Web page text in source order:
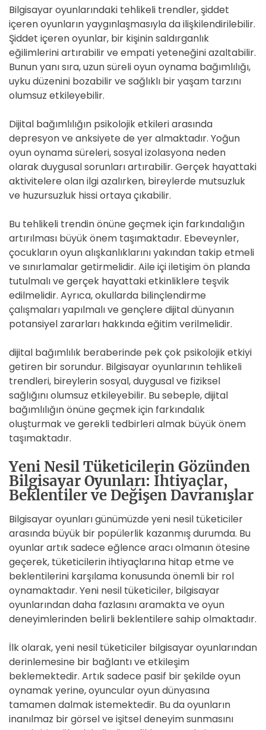
Bilgisayar oyunlarındaki tehlikeli trendler, şiddet
içeren oyunların yaygınlaşmasıyla da ilişkilendirilebilir.
Şiddet içeren oyunlar, bir kişinin saldırganlık
eğilimlerini artırabilir ve empati yeteneğini azaltabilir.
Bunun yanı sıra, uzun süreli oyun oynama bağımlılığı,
uyku düzenini bozabilir ve sağlıklı bir yaşam tarzını
olumsuz etkileyebilir.
Dijital bağımlılığın psikolojik etkileri arasında
depresyon ve anksiyete de yer almaktadır. Yoğun
oyun oynama süreleri, sosyal izolasyona neden
olarak duygusal sorunları artırabilir. Gerçek hayattaki
aktivitelere olan ilgi azalırken, bireylerde mutsuzluk
ve huzursuzluk hissi ortaya çıkabilir.
Bu tehlikeli trendin önüne geçmek için farkındalığın
artırılması büyük önem taşımaktadır. Ebeveynler,
çocukların oyun alışkanlıklarını yakından takip etmeli
ve sınırlamalar getirmelidir. Aile içi iletişim ön planda
tutulmalı ve gerçek hayattaki etkinliklere teşvik
edilmelidir. Ayrıca, okullarda bilinçlendirme
çalışmaları yapılmalı ve gençlere dijital dünyanın
potansiyel zararları hakkında eğitim verilmelidir.
dijital bağımlılık beraberinde pek çok psikolojik etkiyi
getiren bir sorundur. Bilgisayar oyunlarının tehlikeli
trendleri, bireylerin sosyal, duygusal ve fiziksel
sağlığını olumsuz etkileyebilir. Bu sebeple, dijital
bağımlılığın önüne geçmek için farkındalık
oluşturmak ve gerekli tedbirleri almak büyük önem
taşımaktadır.
Yeni Nesil Tüketicilerin Gözünden
Bilgisayar Oyunları: İhtiyaçlar,
Beklentiler ve Değişen Davranışlar
Bilgisayar oyunları günümüzde yeni nesil tüketiciler
arasında büyük bir popülerlik kazanmış durumda. Bu
oyunlar artık sadece eğlence aracı olmanın ötesine
geçerek, tüketicilerin ihtiyaçlarına hitap etme ve
beklentilerini karşılama konusunda önemli bir rol
oynamaktadır. Yeni nesil tüketiciler, bilgisayar
oyunlarından daha fazlasını aramakta ve oyun
deneyimlerinden belirli beklentilere sahip olmaktadır.
İlk olarak, yeni nesil tüketiciler bilgisayar oyunlarından
derinlemesine bir bağlantı ve etkileşim
beklemektedir. Artık sadece pasif bir şekilde oyun
oynamak yerine, oyuncular oyun dünyasına
tamamen dalmak istemektedir. Bu da oyunların
inanılmaz bir görsel ve işitsel deneyim sunmasını